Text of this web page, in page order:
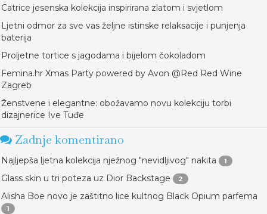
Catrice jesenska kolekcija inspirirana zlatom i svjetlom
Ljetni odmor za sve vas željne istinske relaksacije i punjenja
baterija
Proljetne tortice s jagodama i bijelom čokoladom
Femina.hr Xmas Party powered by Avon @Red Red Wine
Zagreb
Ženstvene i elegantne: obožavamo novu kolekciju torbi
dizajnerice Ive Tuđe
Zadnje komentirano
Najljepša ljetna kolekcija nježnog "nevidljivog" nakita 1
Glass skin u tri poteza uz Dior Backstage 2
Alisha Boe novo je zaštitno lice kultnog Black Opium parfema
1